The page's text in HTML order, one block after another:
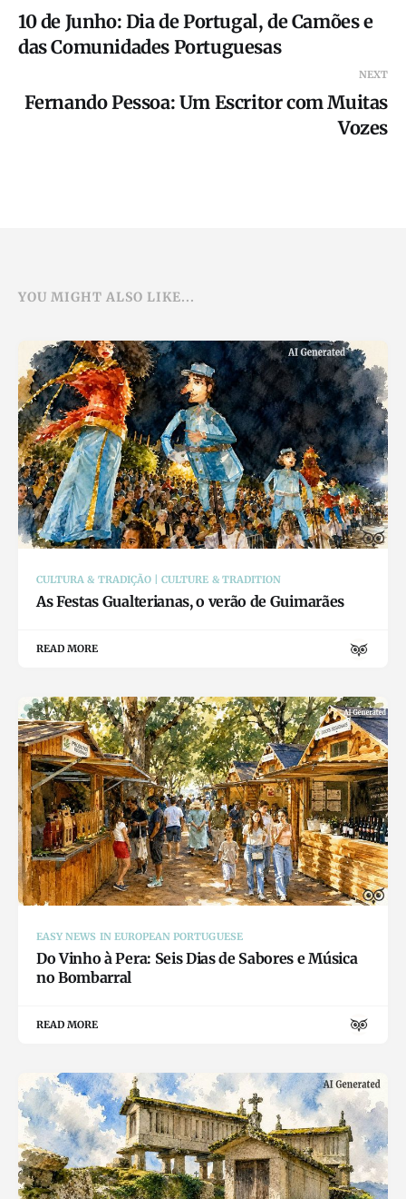
10 de Junho: Dia de Portugal, de Camões e
das Comunidades Portuguesas
NEXT
Fernando Pessoa: Um Escritor com Muitas
Vozes
YOU MIGHT ALSO LIKE...
CULTURA & TRADIÇÃO | CULTURE & TRADITION
As Festas Gualterianas, o verão de Guimarães
READ MORE
EASY NEWS IN EUROPEAN PORTUGUESE
Do Vinho à Pera: Seis Dias de Sabores e Música
no Bombarral
READ MORE